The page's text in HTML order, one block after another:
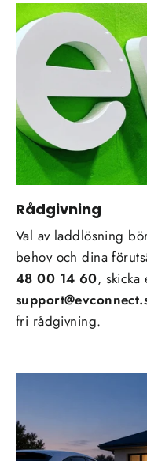
Rådgivning
Val av laddlösning
behov och dina
48 00 14 60, skicka
fri rådgivning.